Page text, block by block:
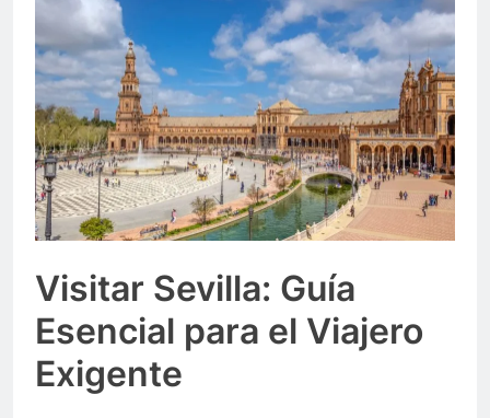
Visitar Sevilla: Guía
Esencial para el Viajero
Exigente